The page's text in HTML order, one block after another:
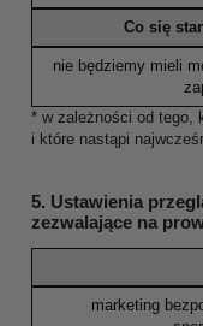
Co się
nie będziemy mieli
* w zależności od tego,
i które nastąpi
5. Ustawienia
zezwalające na
marketing